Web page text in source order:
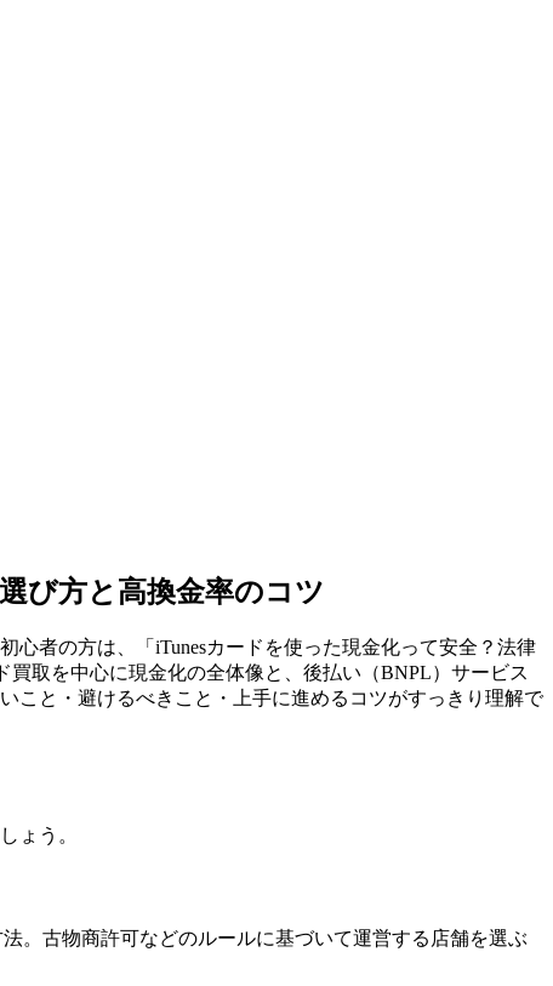
び方と高換金率のコツ
心者の方は、「iTunesカードを使った現金化って安全？法律
取を中心に現金化の全体像と、後払い（BNPL）サービス
こと・避けるべきこと・上手に進めるコツがすっきり理解で
ょう。
。古物商許可などのルールに基づいて運営する店舗を選ぶ